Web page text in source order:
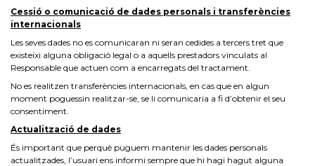
Cessió o comunicació de dades personals i transferències
internacionals
Les seves dades no es comunicaran ni seran cedides a tercers tret que
existeixi alguna obligació legal o a aquells prestadors vinculats al
Responsable que actuen com a encarregats del tractament.
No es realitzen transferències internacionals, en cas que en algun
moment poguessin realitzar-se, se li comunicaria a fi d’obtenir el seu
consentiment.
Actualització de dades
És important que perquè puguem mantenir les dades personals
actualitzades, l’usuari ens informi sempre que hi hagi hagut alguna